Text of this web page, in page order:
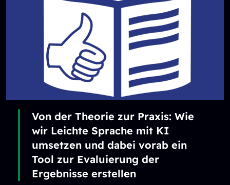
Von der Theorie zur Praxis: Wie
wir Leichte Sprache mit KI
umsetzen und dabei vorab ein
Tool zur Evaluierung der
Ergebnisse erstellen